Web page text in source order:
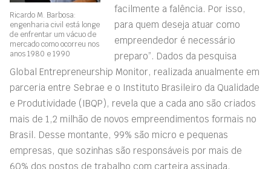
Ricardo M. Barbosa:
engenharia civil está longe
de enfrentar um vácuo de
mercado como ocorreu nos
anos 1980 e 1990
facilmente a falência. Por isso,
para quem deseja atuar como
empreendedor é necessário
preparo”. Dados da pesquisa
Global Entrepreneurship Monitor, realizada anualmente em
parceria entre Sebrae e o Instituto Brasileiro da Qualidade
e Produtividade (IBQP), revela que a cada ano são criados
mais de 1,2 milhão de novos empreendimentos formais no
Brasil. Desse montante, 99% são micro e pequenas
empresas, que sozinhas são responsáveis por mais de
60% dos postos de trabalho com carteira assinada.